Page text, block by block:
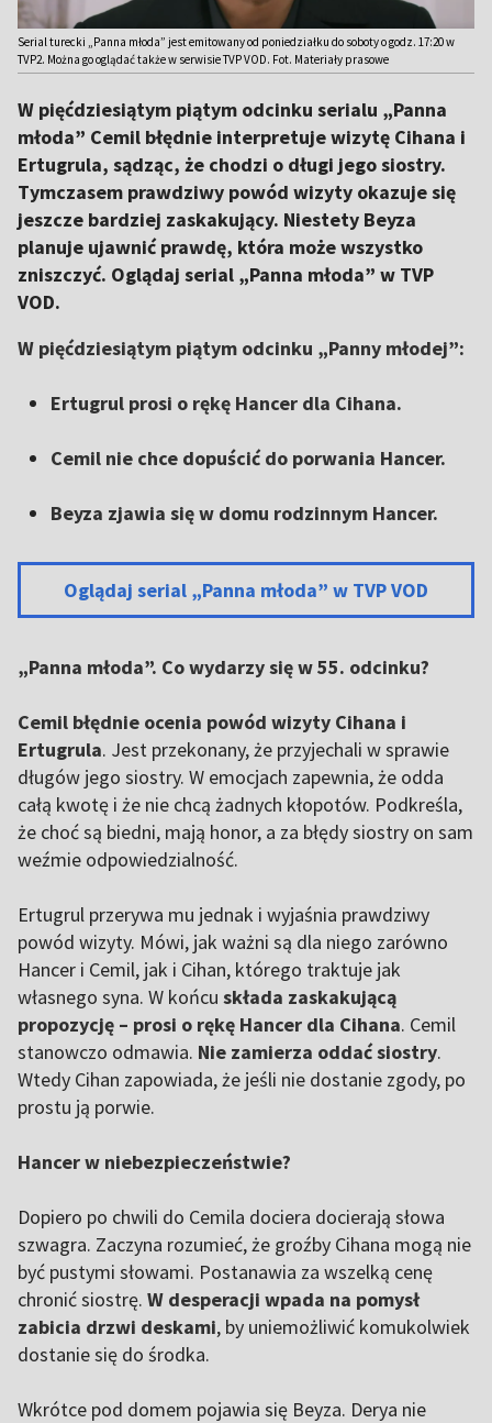
Serial turecki „Panna młoda” jest emitowany od poniedziałku do soboty o godz. 17:20 w
TVP2. Można go oglądać także w serwisie TVP VOD. Fot. Materiały prasowe
W pięćdziesiątym piątym odcinku serialu „Panna
młoda” Cemil błędnie interpretuje wizytę Cihana i
Ertugrula, sądząc, że chodzi o długi jego siostry.
Tymczasem prawdziwy powód wizyty okazuje się
jeszcze bardziej zaskakujący. Niestety Beyza
planuje ujawnić prawdę, która może wszystko
zniszczyć. Oglądaj serial „Panna młoda” w TVP
VOD.
W pięćdziesiątym piątym odcinku „Panny młodej”:
Ertugrul prosi o rękę Hancer dla Cihana.
Cemil nie chce dopuścić do porwania Hancer.
Beyza zjawia się w domu rodzinnym Hancer.
Oglądaj serial „Panna młoda” w TVP VOD
„Panna młoda”. Co wydarzy się w 55. odcinku?
Cemil błędnie ocenia powód wizyty Cihana i
Ertugrula. Jest przekonany, że przyjechali w sprawie
długów jego siostry. W emocjach zapewnia, że odda
całą kwotę i że nie chcą żadnych kłopotów. Podkreśla,
że choć są biedni, mają honor, a za błędy siostry on sam
weźmie odpowiedzialność.
Ertugrul przerywa mu jednak i wyjaśnia prawdziwy
powód wizyty. Mówi, jak ważni są dla niego zarówno
Hancer i Cemil, jak i Cihan, którego traktuje jak
własnego syna. W końcu składa zaskakującą
propozycję – prosi o rękę Hancer dla Cihana. Cemil
stanowczo odmawia. Nie zamierza oddać siostry.
Wtedy Cihan zapowiada, że jeśli nie dostanie zgody, po
prostu ją porwie.
Hancer w niebezpieczeństwie?
Dopiero po chwili do Cemila dociera docierają słowa
szwagra. Zaczyna rozumieć, że groźby Cihana mogą nie
być pustymi słowami. Postanawia za wszelką cenę
chronić siostrę. W desperacji wpada na pomysł
zabicia drzwi deskami, by uniemożliwić komukolwiek
dostanie się do środka.
Wkrótce pod domem pojawia się Beyza. Derya nie